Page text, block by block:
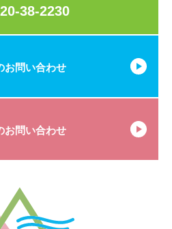
38-2230
お問い合わせ
お問い合わせ